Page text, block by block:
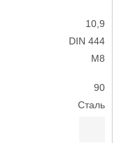
10,9
DIN 444
М8
90
Сталь